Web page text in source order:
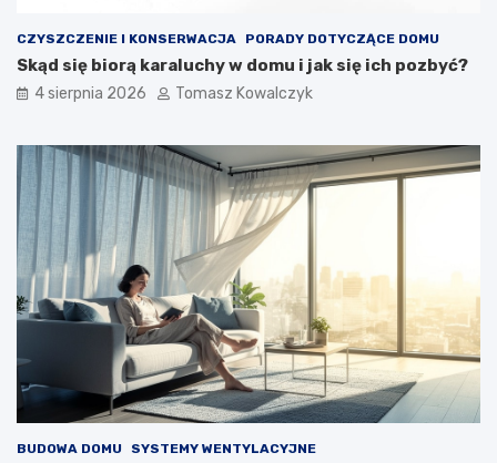
CZYSZCZENIE I KONSERWACJA PORADY DOTYCZĄCE DOMU
Skąd się biorą karaluchy w domu i jak się ich pozbyć?
4 sierpnia 2026 Tomasz Kowalczyk
BUDOWA DOMU SYSTEMY WENTYLACYJNE